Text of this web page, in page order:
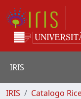
IRIS
IRIS
Catalogo